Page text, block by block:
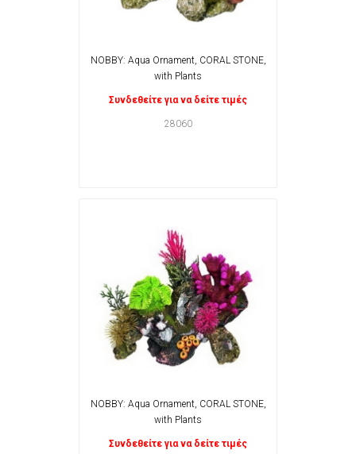
NOBBY: Aqua Ornament, CORAL STONE,
with Plants
Συνδεθείτε για να δείτε τιμές
28060
NOBBY: Aqua Ornament, CORAL STONE,
with Plants
Συνδεθείτε για να δείτε τιμές